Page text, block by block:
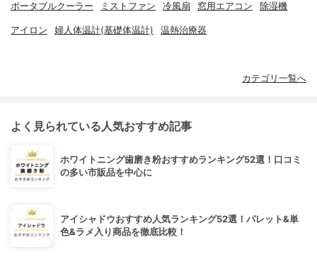
ポータブルクーラー ミストファン 冷風扇 窓用エアコン 除湿機
アイロン 婦人体温計(基礎体温計) 温熱治療器
カテゴリ一覧へ
よく見られている人気おすすめ記事
ホワイトニング歯磨き粉おすすめランキング52選！口コミ
の多い市販品を中心に
アイシャドウおすすめ人気ランキング52選！パレット&単
色&ラメ入り商品を徹底比較！